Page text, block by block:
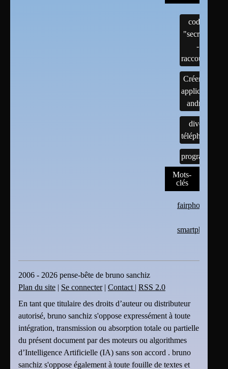
codes
"secrets"
-
raccourcis
Créer une
application
android
divers
téléphones
programmes
Mots-
clés
fairphone
smartphone
2006 - 2026 pense-bête de bruno sanchiz
Plan du site | Se connecter| Contact | RSS 2.0
En tant que titulaire des droits d’auteur ou distributeur
autorisé, bruno sanchiz s'oppose expressément à toute
intégration, transmission ou absorption totale ou partielle
du présent document par des moteurs ou algorithmes
d’Intelligence Artificielle (IA) sans son accord . bruno
sanchiz s'oppose également à toute fouille de textes et